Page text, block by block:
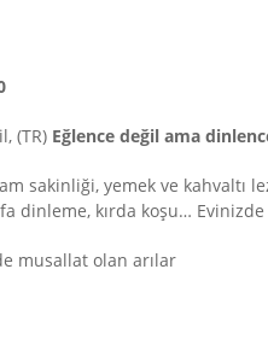
(TR) Eğlence değil ama
sakinliği, yemek ve kahvaltı
dinleme, kırda koşu…
musallat olan arılar